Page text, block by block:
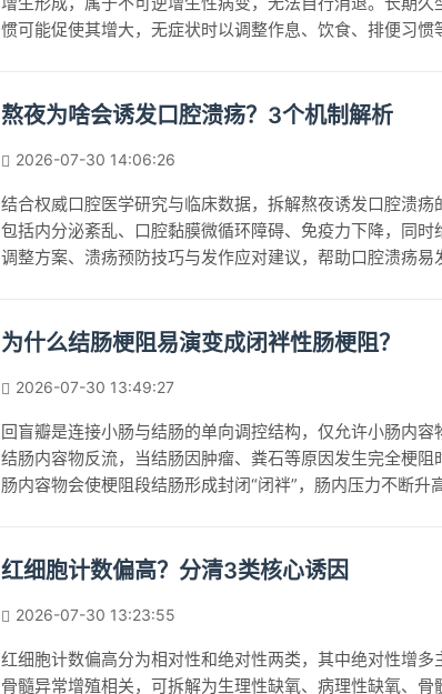
惯可能促使其增大，无症状时以调整作息、饮食、排便习惯
熬夜为啥会诱发口腔溃疡？3个机制解析
2026-07-30 14:06:26
结合权威口腔医学研究与临床数据，拆解熬夜诱发口腔溃疡
包括内分泌紊乱、口腔黏膜微循环障碍、免疫力下降，同时
调整方案、溃疡预防技巧与发作应对建议，帮助口腔溃疡易
为什么结肠梗阻易演变成闭袢性肠梗阻？
2026-07-30 13:49:27
回盲瓣是连接小肠与结肠的单向调控结构，仅允许小肠内容
结肠内容物反流，当结肠因肿瘤、粪石等原因发生完全梗阻
肠内容物会使梗阻段结肠形成封闭“闭袢”，肠内压力不断升
诊疗，同时可通过定期肠镜筛查、改善便秘等方式降低发病
红细胞计数偏高？分清3类核心诱因
2026-07-30 13:23:55
红细胞计数偏高分为相对性和绝对性两类，其中绝对性增多
骨髓异常增殖相关，可拆解为生理性缺氧、病理性缺氧、骨